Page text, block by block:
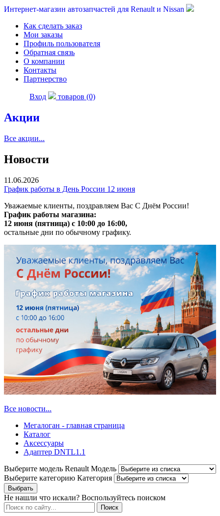
Интернет-магазин автозапчастей для Renault и Nissan
Как сделать заказ
Мои заказы
Профиль пользователя
Обратная связь
О компании
Контакты
Партнерство
Вход товаров (0)
Акции
Все акции...
Новости
11.06.2026
График работы в День России 12 июня
Уважаемые клиенты, поздравляем Вас С Днём России!
График работы магазина:
12 июня (пятница) с 10:00 до 16:00,
остальные дни по обычному графику.
Все новости...
Мегалоган - главная страница
Каталог
Аксессуары
Адаптер DNTL1.1
Выберите модель Renault Модель
Выберите категорию Категория
Не нашли что искали? Воспользуйтесь поиском